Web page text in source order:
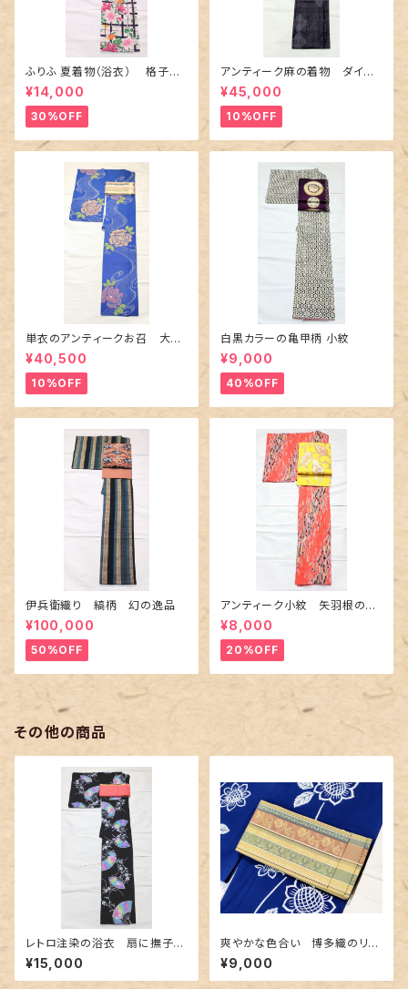
ふりふ 夏着物（浴衣） 格子に
百合や秋草花
¥14,000
30%OFF
アンティーク麻の着物 ダイヤ
に市松柄の上布
¥45,000
10%OFF
単衣のアンティークお召 大輪
の薔薇柄柄
¥40,500
10%OFF
白黒カラーの亀甲柄 小紋
¥9,000
40%OFF
伊兵衛織り 縞柄 幻の逸品
¥100,000
50%OFF
アンティーク小紋 矢羽根の地
紋に短冊柄 裄６６cm
¥8,000
20%OFF
その他の商品
レトロ注染の浴衣 扇に撫子〜
カラフルなぼかし～
¥15,000
爽やかな色合い 博多織のリバ
ーシブル半幅帯
¥9,000